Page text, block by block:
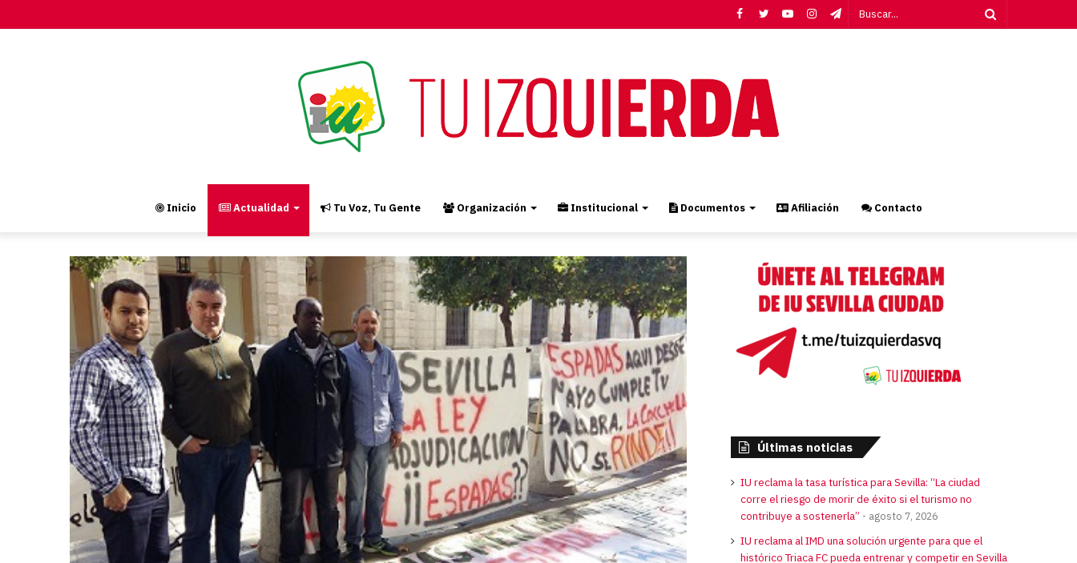
Telegram
Instagram
YouTube
Twitter
Facebook
Inicio Actualidad Tu Voz, Tu Gente Organización Institucional Documentos Afiliación Contacto
Últimas noticias
IU reclama la tasa turística para Sevilla: “La ciudad
corre el riesgo de morir de éxito si el turismo no
contribuye a sostenerla”
agosto 7, 2026
IU reclama al IMD una solución urgente para que el
histórico Triaca FC pueda entrenar y competir en Sevilla